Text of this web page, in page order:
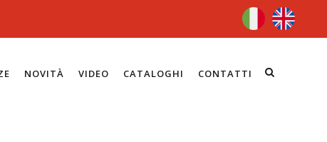
NOVITÀ VIDEO CATALOGHI CONTATTI